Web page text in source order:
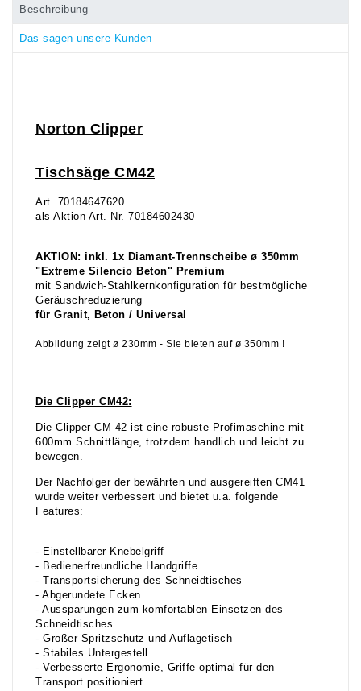
Beschreibung
Das sagen unsere Kunden
Norton Clipper
Tischsäge CM42
Art. 70184647620
als Aktion Art. Nr. 70184602430
AKTION: inkl. 1x Diamant-Trennscheibe ø 350mm
"Extreme Silencio Beton" Premium
mit Sandwich-Stahlkernkonfiguration für bestmögliche
Geräuschreduzierung
für Granit, Beton / Universal
Abbildung zeigt ø 230mm - Sie bieten auf ø 350mm !
Die Clipper CM42:
Die Clipper CM 42 ist eine robuste Profimaschine mit
600mm Schnittlänge, trotzdem handlich und leicht zu
bewegen.
Der Nachfolger der bewährten und ausgereiften CM41
wurde weiter verbessert und bietet u.a. folgende
Features:
- Einstellbarer Knebelgriff
- Bedienerfreundliche Handgriffe
- Transportsicherung des Schneidtisches
- Abgerundete Ecken
- Aussparungen zum komfortablen Einsetzen des
Schneidtisches
- Großer Spritzschutz und Auflagetisch
- Stabiles Untergestell
- Verbesserte Ergonomie, Griffe optimal für den
Transport positioniert